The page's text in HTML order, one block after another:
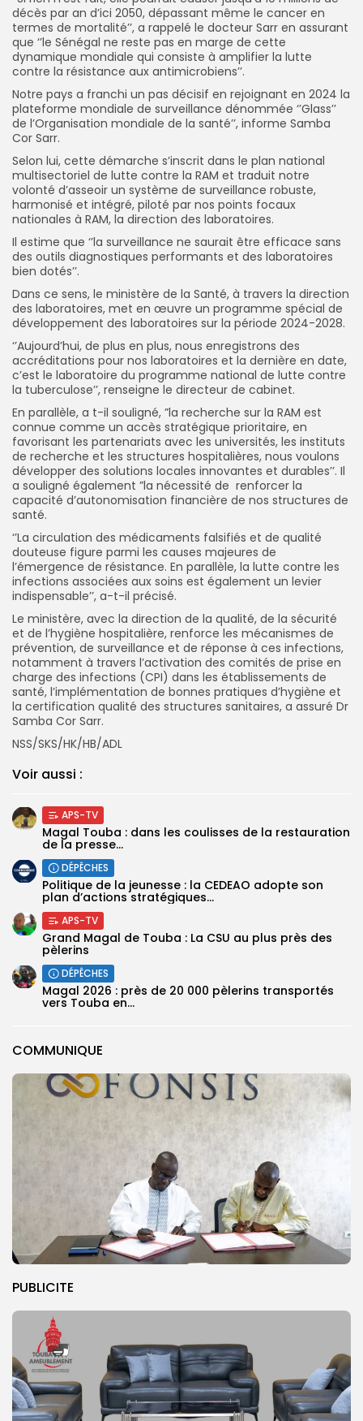
COMMUNIQUE
PUBLICITE
décès par an d’ici 2050, dépassant même le cancer en
termes de mortalité’’, a rappelé le docteur Sarr en assurant
que ‘’le Sénégal ne reste pas en marge de cette
dynamique mondiale qui consiste à amplifier la lutte
contre la résistance aux antimicrobiens’’.
Notre pays a franchi un pas décisif en rejoignant en 2024 la
plateforme mondiale de surveillance dénommée ‘’Glass’’
de l’Organisation mondiale de la santé’’, informe Samba
Cor Sarr.
Selon lui, cette démarche s’inscrit dans le plan national
multisectoriel de lutte contre la RAM et traduit notre
volonté d’asseoir un système de surveillance robuste,
harmonisé et intégré, piloté par nos points focaux
nationales à RAM, la direction des laboratoires.
Il estime que ‘’la surveillance ne saurait être efficace sans
des outils diagnostiques performants et des laboratoires
bien dotés’’.
Dans ce sens, le ministère de la Santé, à travers la direction
des laboratoires, met en œuvre un programme spécial de
développement des laboratoires sur la période 2024-2028.
‘’Aujourd’hui, de plus en plus, nous enregistrons des
accréditations pour nos laboratoires et la dernière en date,
c’est le laboratoire du programme national de lutte contre
la tuberculose’’, renseigne le directeur de cabinet.
En parallèle, a t-il souligné, ”la recherche sur la RAM est
connue comme un accès stratégique prioritaire, en
favorisant les partenariats avec les universités, les instituts
de recherche et les structures hospitalières, nous voulons
développer des solutions locales innovantes et durables’’. Il
a souligné également ”la nécessité de renforcer la
capacité d’autonomisation financière de nos structures de
santé.
‘’La circulation des médicaments falsifiés et de qualité
douteuse figure parmi les causes majeures de
l’émergence de résistance. En parallèle, la lutte contre les
infections associées aux soins est également un levier
indispensable’’, a-t-il précisé.
Le ministère, avec la direction de la qualité, de la sécurité
et de l’hygiène hospitalière, renforce les mécanismes de
prévention, de surveillance et de réponse à ces infections,
notamment à travers l’activation des comités de prise en
charge des infections (CPI) dans les établissements de
santé, l’implémentation de bonnes pratiques d’hygiène et
la certification qualité des structures sanitaires, a assuré Dr
Samba Cor Sarr.
NSS/SKS/HK/HB/ADL
Voir aussi :
APS-TV
Magal Touba : dans les coulisses de la restauration
de la presse...
DÉPÊCHES
Politique de la jeunesse : la CEDEAO adopte son
plan d’actions stratégiques...
APS-TV
Grand Magal de Touba : La CSU au plus près des
pèlerins
DÉPÊCHES
Magal 2026 : près de 20 000 pèlerins transportés
vers Touba en...